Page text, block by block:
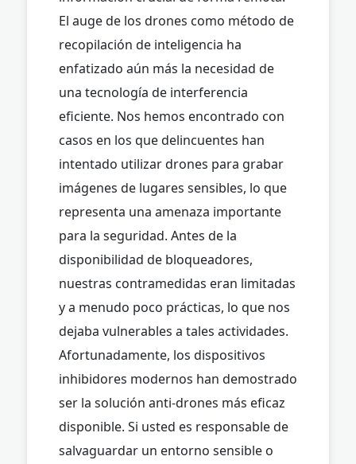
El auge de los drones como método de
recopilación de inteligencia ha
enfatizado aún más la necesidad de
una tecnología de interferencia
eficiente. Nos hemos encontrado con
casos en los que delincuentes han
intentado utilizar drones para grabar
imágenes de lugares sensibles, lo que
representa una amenaza importante
para la seguridad. Antes de la
disponibilidad de bloqueadores,
nuestras contramedidas eran limitadas
y a menudo poco prácticas, lo que nos
dejaba vulnerables a tales actividades.
Afortunadamente, los dispositivos
inhibidores modernos han demostrado
ser la solución anti-drones más eficaz
disponible. Si usted es responsable de
salvaguardar un entorno sensible o